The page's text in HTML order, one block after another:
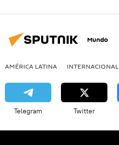
Mundo
AMÉRICA LATINA INTERNACIONAL
Telegram Twitter